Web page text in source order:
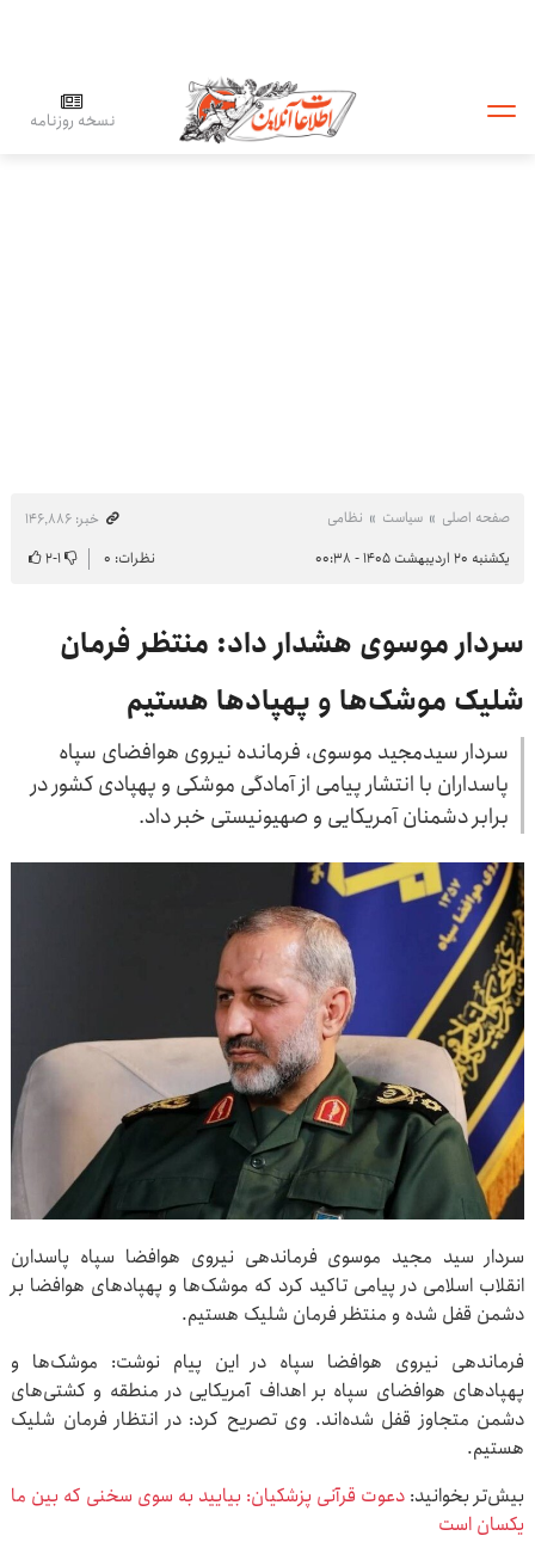
نسخه روزنامه
صفحه اصلی سیاست نظامی
خبر: ۱۴۶٬۸۸۶
یکشنبه ۲۰ اردیبهشت ۱۴۰۵ - ۰۰:۳۸
نظرات: ۰ ۱-۲
سردار موسوی هشدار داد: منتظر فرمان
شلیک موشک‌ها و پهپادها هستیم
سردار سیدمجید موسوی، فرمانده نیروی هوافضای سپاه
پاسداران با انتشار پیامی از آمادگی موشکی و پهپادی کشور در
برابر دشمنان آمریکایی و صهیونیستی خبر داد.
سردار سید مجید موسوی فرماندهی نیروی هوافضا سپاه پاسدارن
انقلاب اسلامی در پیامی تاکید کرد که موشک‌ها و پهپادهای هوافضا بر
دشمن قفل شده و منتظر فرمان شلیک هستیم.
فرماندهی نیروی هوافضا سپاه در این پیام نوشت: موشک‌ها و
پهپادهای هوافضای سپاه بر اهداف آمریکایی در منطقه و کشتی‌های
دشمن متجاوز قفل شده‌اند. وی تصریح کرد: در انتظار فرمان شلیک
هستیم.
بیش‌تر بخوانید: دعوت قرآنی پزشکیان: بیایید به سوی سخنی که بین ما
یکسان است